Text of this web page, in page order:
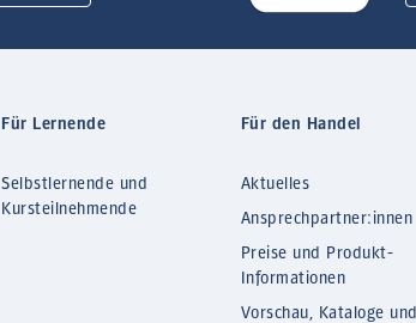
Für Lernende
Selbstlernende und
Kursteilnehmende
Für den Handel
Aktuelles
Ansprechpartner:innen
Preise und Produkt-
Informationen
Vorschau, Kataloge und